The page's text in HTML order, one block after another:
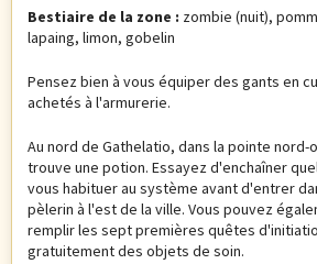
Bestiaire de la zone : zombie (nuit),
lapaing, limon, gobelin
Pensez bien à vous équiper des gants en
achetés à l'armurerie.
Au nord de Gathelatio, dans la pointe
trouve une potion. Essayez d'enchaîner
vous habituer au système avant d'entrer
pèlerin à l'est de la ville. Vous pouvez
remplir les sept premières quêtes
gratuitement des objets de soin.